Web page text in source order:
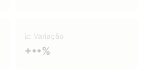
📈 Variação
+••%